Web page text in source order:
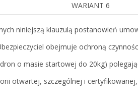
WARIANT 6
niniejszą klauzulą postanowień
obejmuje ochroną
o masie startowej do 20kg)
otwartej, szczególnej i certyfikowanej,